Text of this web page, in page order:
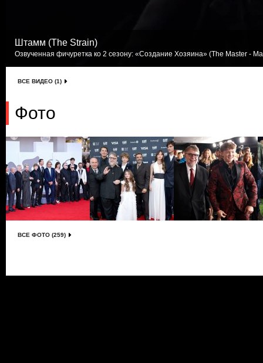
Штамм (The Strain)
Озвученная фичуретка ко 2 сезону: «Создание Хозяина» (The Master -
ВСЕ ВИДЕО (1)
Фото
ВСЕ ФОТО (259)